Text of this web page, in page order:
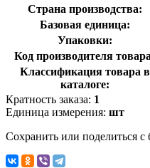
Страна производства:
Базовая единица:
Упаковки:
Код производителя
Классификация товара в
каталоге:
Кратность заказа: 1
Единица измерения: шт
Сохранить или поделиться с